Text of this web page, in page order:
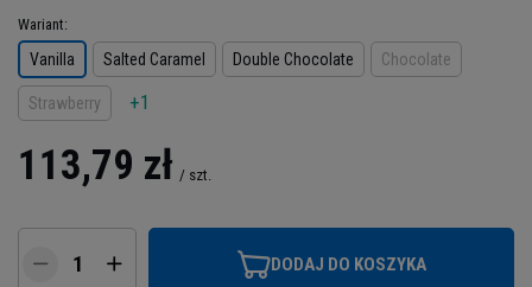
Wariant
Vanilla Salted Caramel Double Chocolate Chocolate
Strawberry +1
113,79 zł / szt.
DODAJ DO KOSZYKA